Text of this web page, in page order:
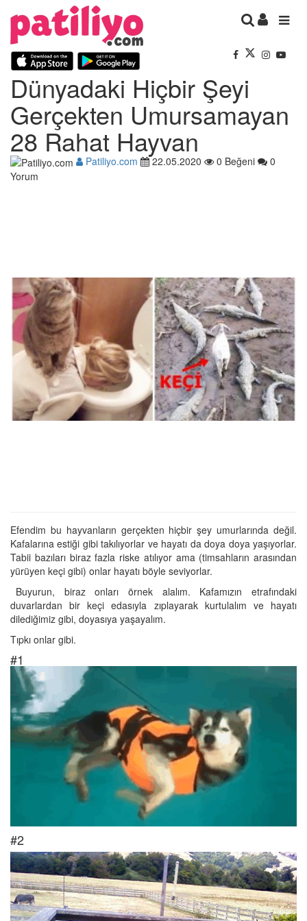
Dünyadaki Hiçbir Şeyi
Gerçekten Umursamayan
28 Rahat Hayvan
Patiliyo.com 22.05.2020 0 Beğeni
0
Yorum
Efendim bu hayvanların gerçekten hiçbir şey umurlarında değil.
Kafalarına estiği gibi takılıyorlar ve hayatı da doya doya yaşıyorlar.
Tabii bazıları biraz fazla riske atılıyor ama (timsahların arasından
yürüyen keçi gibi) onlar hayatı böyle seviyorlar.
Buyurun, biraz onları örnek alalım. Kafamızın etrafındaki
duvarlardan bir keçi edasıyla zıplayarak kurtulalım ve hayatı
dilediğimiz gibi, doyasıya yaşayalım.
Tıpkı onlar gibi.
#1
#2